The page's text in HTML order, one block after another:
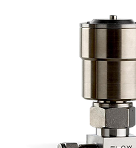
Service & Support
Flow Academy